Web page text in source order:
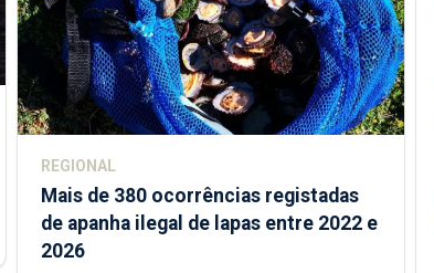
REGIONAL
Mais de 380 ocorrências registadas
de apanha ilegal de lapas entre 2022 e
2026